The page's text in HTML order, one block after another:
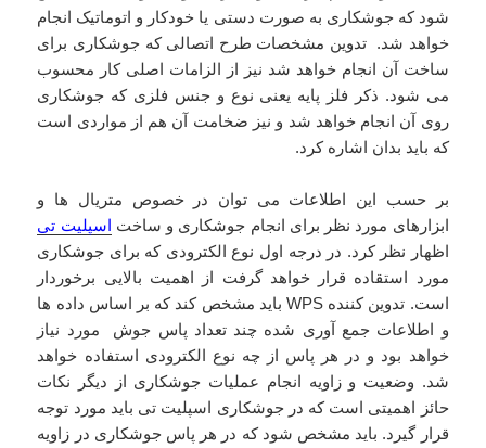
شود که جوشکاری به صورت دستی یا خودکار و اتوماتیک انجام
خواهد شد. تدوین مشخصات طرح اتصالی که جوشکاری برای
ساخت آن انجام خواهد شد نیز از الزامات اصلی کار محسوب
می شود. ذکر فلز پایه یعنی نوع و جنس فلزی که جوشکاری
روی آن انجام خواهد شد و نیز ضخامت آن هم از مواردی است
که باید بدان اشاره کرد.
بر حسب این اطلاعات می توان در خصوص متریال ها و
ابزارهای مورد نظر برای انجام جوشکاری و ساخت اسپلیت تی
اظهار نظر کرد. در درجه اول نوع الکترودی که برای جوشکاری
مورد استقاده قرار خواهد گرفت از اهمیت بالایی برخوردار
است. تدوین کننده WPS باید مشخص کند که بر اساس داده ها
و اطلاعات جمع آوری شده چند تعداد پاس جوش مورد نیاز
خواهد بود و در هر پاس از چه نوع الکترودی استفاده خواهد
شد. وضعیت و زاویه انجام عملیات جوشکاری از دیگر نکات
حائز اهمیتی است که در جوشکاری اسپلیت تی باید مورد توجه
قرار گیرد. باید مشخص شود که در هر پاس جوشکاری در زاویه